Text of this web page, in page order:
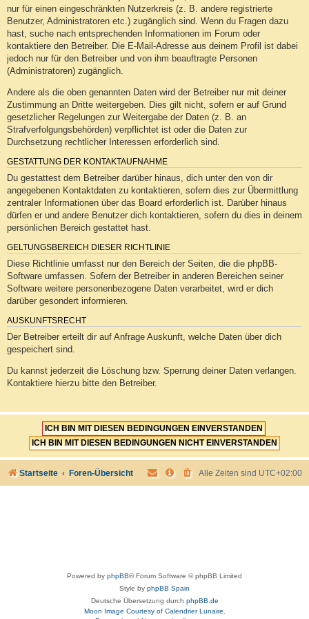
nur für einen eingeschränkten Nutzerkreis (z. B. andere registrierte
Benutzer, Administratoren etc.) zugänglich sind. Wenn du Fragen dazu
hast, suche nach entsprechenden Informationen im Forum oder
kontaktiere den Betreiber. Die E-Mail-Adresse aus deinem Profil ist dabei
jedoch nur für den Betreiber und von ihm beauftragte Personen
(Administratoren) zugänglich.
Andere als die oben genannten Daten wird der Betreiber nur mit deiner
Zustimmung an Dritte weitergeben. Dies gilt nicht, sofern er auf Grund
gesetzlicher Regelungen zur Weitergabe der Daten (z. B. an
Strafverfolgungsbehörden) verpflichtet ist oder die Daten zur
Durchsetzung rechtlicher Interessen erforderlich sind.
GESTATTUNG DER KONTAKTAUFNAHME
Du gestattest dem Betreiber darüber hinaus, dich unter den von dir
angegebenen Kontaktdaten zu kontaktieren, sofern dies zur Übermittlung
zentraler Informationen über das Board erforderlich ist. Darüber hinaus
dürfen er und andere Benutzer dich kontaktieren, sofern du dies in deinem
persönlichen Bereich gestattet hast.
GELTUNGSBEREICH DIESER RICHTLINIE
Diese Richtlinie umfasst nur den Bereich der Seiten, die die phpBB-
Software umfassen. Sofern der Betreiber in anderen Bereichen seiner
Software weitere personenbezogene Daten verarbeitet, wird er dich
darüber gesondert informieren.
AUSKUNFTSRECHT
Der Betreiber erteilt dir auf Anfrage Auskunft, welche Daten über dich
gespeichert sind.
Du kannst jederzeit die Löschung bzw. Sperrung deiner Daten verlangen.
Kontaktiere hierzu bitte den Betreiber.
Startseite Foren-Übersicht Alle Zeiten sind UTC+02:00
Powered by phpBB® Forum Software © phpBB Limited
Style by phpBB Spain
Deutsche Übersetzung durch phpBB.de
Moon Image Courtesy of Calendrier Lunaire.